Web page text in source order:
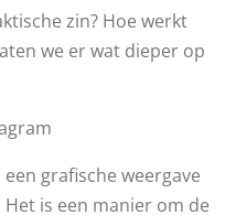
zin? Hoe werkt
we er wat dieper op
grafische weergave
is een manier om de